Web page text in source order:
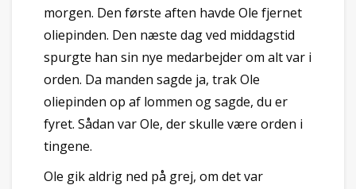
morgen. Den første aften havde Ole fjernet
oliepinden. Den næste dag ved middagstid
spurgte han sin nye medarbejder om alt var i
orden. Da manden sagde ja, trak Ole
oliepinden op af lommen og sagde, du er
fyret. Sådan var Ole, der skulle være orden i
tingene.
Ole gik aldrig ned på grej, om det var